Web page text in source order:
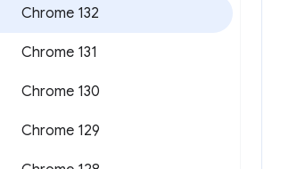
Chrome 132
Chrome 131
Chrome 130
Chrome 129